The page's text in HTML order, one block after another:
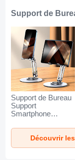
Support de
Support de Bureau
Support
Smartphone
Nokia G60 5G
ArgentDécouvrir